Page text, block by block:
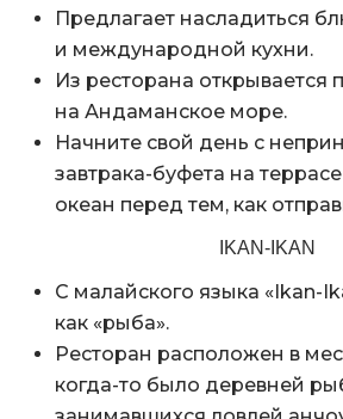
Предлагает насладиться
и международной кухни.
Из ресторана
на Андаманское море.
Начните свой день с
завтрака-буфета на
океан перед тем, как
IKAN-IKAN
С малайского языка «Ikan-
как «рыба».
Ресторан расположен в
когда-то было деревней